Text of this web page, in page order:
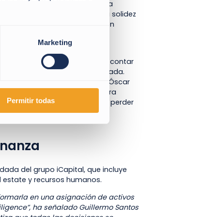
Marketing
Permitir todas
para el pasado año era
millones, lo que demuestra la solidez
un 58% de incremento con
ha sido determinante para contar
y altamente especializada.
en el mercado”, ha afirmado Óscar
del cliente necesarias para
seguir evolucionando sin perder
del grupo iCapital, que incluye
y recursos humanos.
en una asignación de activos
ha señalado Guillermo Santos